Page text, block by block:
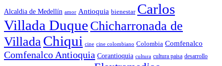
Alcaldia de Medellín amor Antioquia bienestar Carlos
Villada Duque Chicharronada de
Villada Chiqui cine cine colombiano Colombia Comfenalco
Comfenalco Antioquia Corantioquia cultura cultura paisa desarrollo